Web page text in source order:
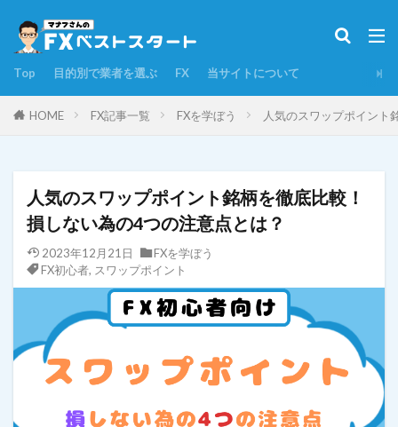
Top 目的別で業者を選ぶ FX 当サイトについて
HOME FX記事一覧 FXを学ぼう 人気のスワップポイント
人気のスワップポイント銘柄を徹底比較！
損しない為の4つの注意点とは？
2023年12月21日
FXを学ぼう
FX初心者, スワップポイント
タグ
DMMFX FX初心者
FX勉強法
スキャルピング
スワップポイント
デモトレード
トライオートFX
トラッキングトレード
トレード方法
ネオモバFX
ヒロセ通商
マネーパートナーズ
ライブスター証券
リスク管理
ループイフダン
レバレッジ
ロスカット
取引時間
口座開設
外為オンライン
外為ジャパン
少額投資
最狭水準スプレッド
税金・確定申告
資金管理